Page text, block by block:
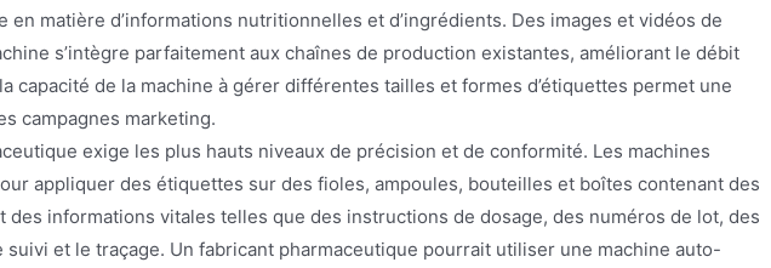
en matière d’informations nutritionnelles et d’ingrédients. Des images et vidéos de
s’intègre parfaitement aux chaînes de production existantes, améliorant le débit
capacité de la machine à gérer différentes tailles et formes d’étiquettes permet une
campagnes marketing.
exige les plus hauts niveaux de précision et de conformité. Les machines
appliquer des étiquettes sur des fioles, ampoules, bouteilles et boîtes contenant des
informations vitales telles que des instructions de dosage, des numéros de lot, des
et le traçage. Un fabricant pharmaceutique pourrait utiliser une machine auto-